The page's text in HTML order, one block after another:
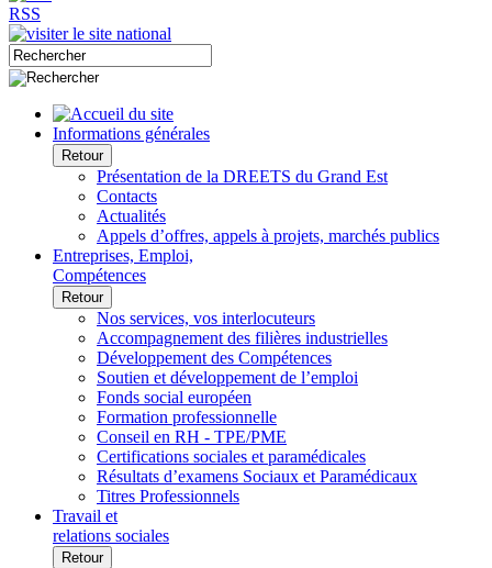
RSS
Informations générales
Retour
Présentation de la DREETS du Grand Est
Contacts
Actualités
Appels d’offres, appels à projets, marchés publics
Entreprises, Emploi,
Compétences
Retour
Nos services, vos interlocuteurs
Accompagnement des filières industrielles
Développement des Compétences
Soutien et développement de l’emploi
Fonds social européen
Formation professionnelle
Conseil en RH - TPE/PME
Certifications sociales et paramédicales
Résultats d’examens Sociaux et Paramédicaux
Titres Professionnels
Travail et
relations sociales
Retour